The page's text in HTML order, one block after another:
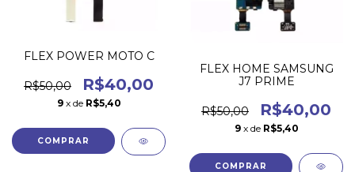
FLEX POWER MOTO C
R$50,00 R$40,00
9 x de R$5,40
FLEX HOME SAMSUNG
J7 PRIME
R$50,00 R$40,00
9 x de R$5,40